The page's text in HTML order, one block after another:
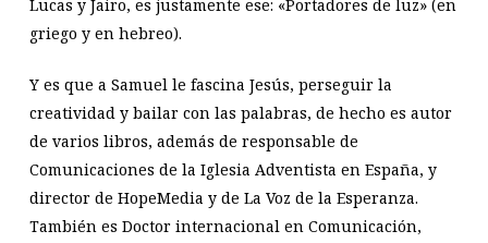
Lucas y Jairo, es justamente ese: «Portadores de luz» (en
griego y en hebreo).
Y es que a Samuel le fascina Jesús, perseguir la
creatividad y bailar con las palabras, de hecho es autor
de varios libros, además de responsable de
Comunicaciones de la Iglesia Adventista en España, y
director de HopeMedia y de La Voz de la Esperanza.
También es Doctor internacional en Comunicación,